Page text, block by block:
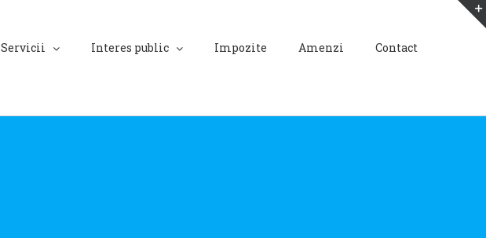
Servicii Interes public Impozite Amenzi Contact